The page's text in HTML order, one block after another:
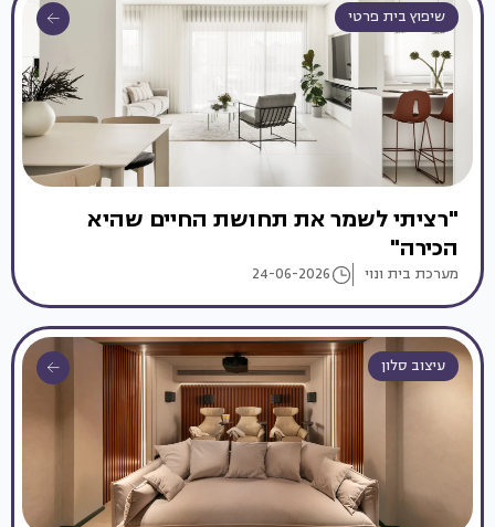
שיפוץ בית פרטי
"רציתי לשמר את תחושת החיים שהיא
הכירה"
מערכת בית ונוי 24-06-2026
עיצוב סלון